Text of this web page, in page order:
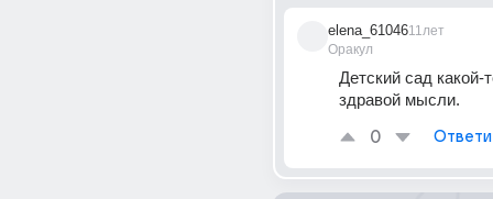
elena_61046
Оракул
11лет
Детский сад какой-
здравой мысли.
0